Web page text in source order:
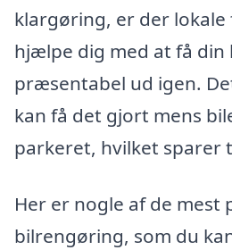
klargøring, er der lokale
hjælpe dig med at få din
præsentabel ud igen.
kan få det gjort mens
parkeret, hvilket sparer
Her er nogle af de
bilrengøring, som du